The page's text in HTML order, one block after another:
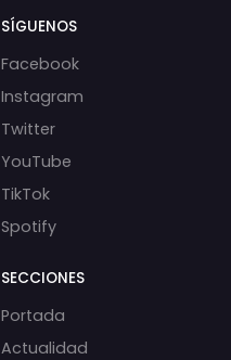
SÍGUENOS
Facebook
Instagram
Twitter
YouTube
TikTok
Spotify
SECCIONES
Portada
Actualidad